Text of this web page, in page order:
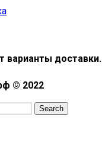
варианты доставки.
© 2022
Search